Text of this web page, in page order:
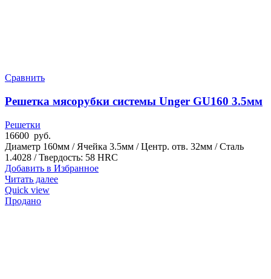
Сравнить
Решетка мясорубки системы Unger GU160 3.5мм
Решетки
16600 руб.
Диаметр 160мм / Ячейка 3.5мм / Центр. отв. 32мм / Сталь
1.4028 / Твердость: 58 HRC
Добавить в Избранное
Читать далее
Quick view
Продано